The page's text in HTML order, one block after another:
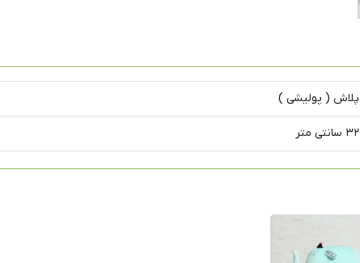
پلاش ( پولیشی )
۳۲ سانتی متر